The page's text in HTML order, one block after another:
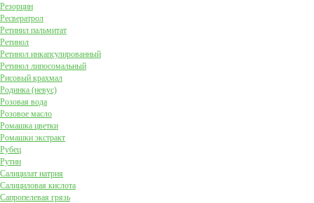
Резорцин
Ресвератрол
Ретинил пальмитат
Ретинол
Ретинол инкапсулированный
Ретинол липосомальный
Рисовый крахмал
Родинка (невус)
Розовая вода
Розовое масло
Ромашка цветки
Ромашки экстракт
Рубец
Рутин
Салицилат натрия
Салициловая кислота
Сапропелевая грязь